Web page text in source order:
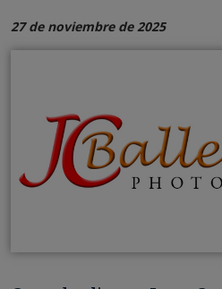
27 de noviembre de 2025